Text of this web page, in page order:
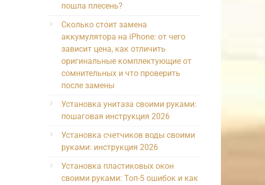
пошла плесень?
Сколько стоит замена
аккумулятора на iPhone: от чего
зависит цена, как отличить
оригинальные комплектующие от
сомнительных и что проверить
после замены
Установка унитаза своими руками:
пошаговая инструкция 2026
Установка счетчиков воды своими
руками: инструкция 2026
Установка пластиковых окон
своими руками: Топ-5 ошибок и как